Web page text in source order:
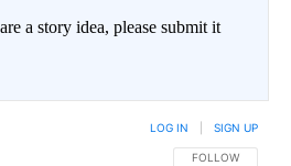
a story idea, please submit it
FOLLOW THIS
FOLLOW
LOG IN SIGN UP